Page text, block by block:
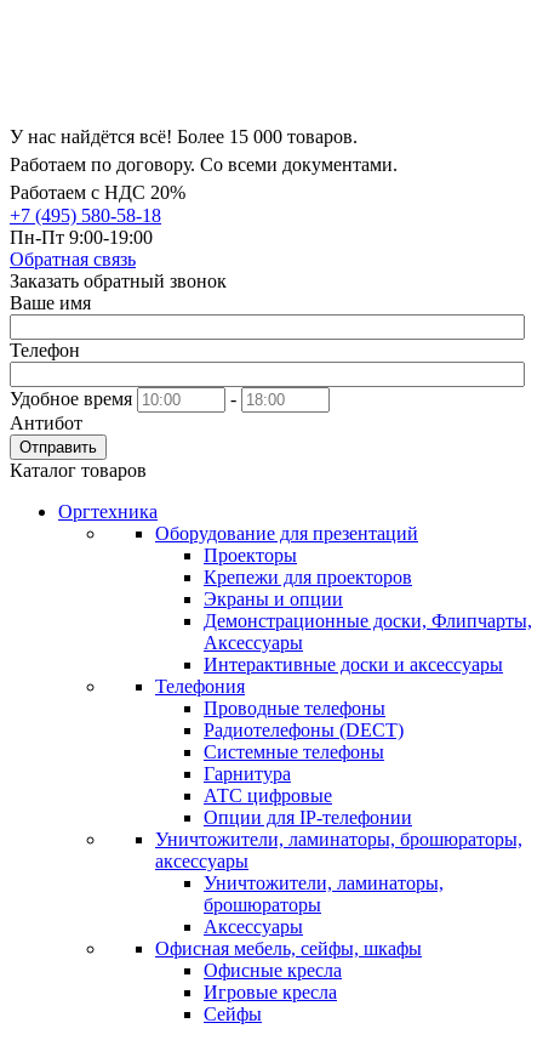
У нас найдётся всё! Более 15 000 товаров.
Работаем по договору. Со всеми документами.
Работаем с НДС 20%
+7 (495) 580-58-18
Пн-Пт 9:00-19:00
Обратная связь
Заказать обратный звонок
Ваше имя
Телефон
Удобное время
-
Антибот
Отправить
Каталог товаров
Оргтехника
Оборудование для презентаций
Проекторы
Крепежи для проекторов
Экраны и опции
Демонстрационные доски, Флипчарты,
Аксессуары
Интерактивные доски и аксессуары
Телефония
Проводные телефоны
Радиотелефоны (DECT)
Системные телефоны
Гарнитура
АТС цифровые
Опции для IP-телефонии
Уничтожители, ламинаторы, брошюраторы,
аксессуары
Уничтожители, ламинаторы,
брошюраторы
Аксессуары
Офисная мебель, сейфы, шкафы
Офисные кресла
Игровые кресла
Сейфы